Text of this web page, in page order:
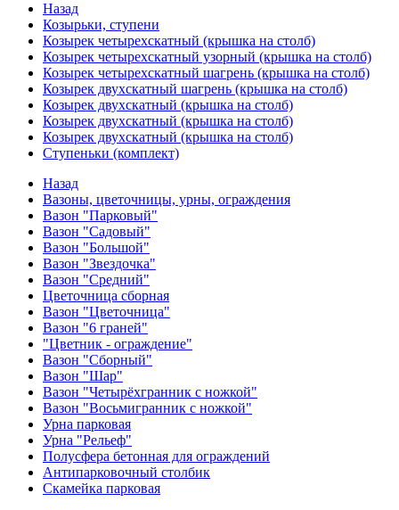
Назад
Козырьки, ступени
Козырек четырехскатный (крышка на столб)
Козырек четырехскатный узорный (крышка на столб)
Козырек четырехскатный шагрень (крышка на столб)
Козырек двухскатный шагрень (крышка на столб)
Козырек двухскатный (крышка на столб)
Козырек двухскатный (крышка на столб)
Козырек двухскатный (крышка на столб)
Ступеньки (комплект)
Назад
Вазоны, цветочницы, урны, ограждения
Вазон "Парковый"
Вазон "Садовый"
Вазон "Большой"
Вазон "Звездочка"
Вазон "Средний"
Цветочница сборная
Вазон "Цветочница"
Вазон "6 граней"
"Цветник - ограждение"
Вазон "Сборный"
Вазон "Шар"
Вазон "Четырёхгранник с ножкой"
Вазон "Восьмигранник с ножкой"
Урна парковая
Урна "Рельеф"
Полусфера бетонная для ограждений
Антипарковочный столбик
Скамейка парковая